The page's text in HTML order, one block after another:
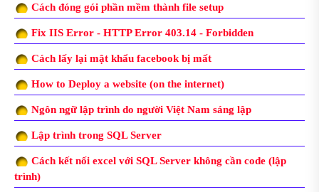
Cách đóng gói phần mềm thành file setup
Fix IIS Error - HTTP Error 403.14 - Forbidden
Cách lấy lại mật khẩu facebook bị mất
How to Deploy a website (on the internet)
Ngôn ngữ lập trình do người Việt Nam sáng lập
Lập trình trong SQL Server
Cách kết nối excel với SQL Server không cần code (lập
trình)